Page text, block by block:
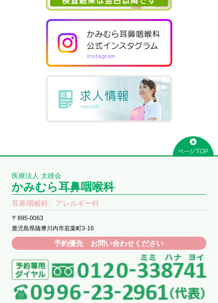
医療法人 太雄会
かみむら耳鼻咽喉科
耳鼻咽喉科、アレルギー科
〒895-0063
鹿児島県薩摩川内市若葉町3-16
予約優先 お問い合わせください